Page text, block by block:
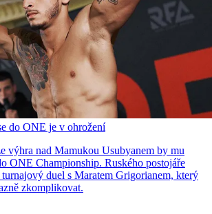
do ONE je v ohrožení
výhra nad Mamukou Usubyanem by mu
ONE Championship. Ruského postojáře
duel s Maratem Grigorianem, který
zkomplikovat.